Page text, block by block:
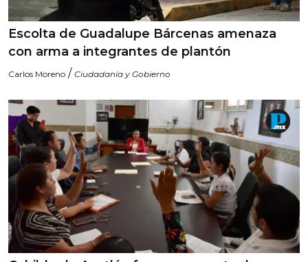
Escolta de Guadalupe Bárcenas amenaza
con arma a integrantes de plantón
Carlos Moreno / Ciudadanía y Gobierno